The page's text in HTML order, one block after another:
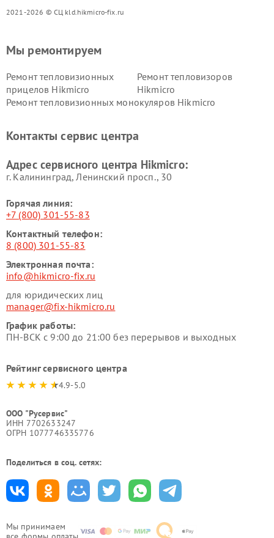
2021-2026 © СЦ kld.hikmicro-fix.ru
Мы принимаем
Мы ремонтируем
Ремонт тепловизионных
прицелов Hikmicro
Ремонт тепловизоров
Hikmicro
Ремонт тепловизионных монокуляров Hikmicro
Контакты сервис центра
Адрес сервисного центра Hikmicro:
г. Калининград, Ленинский просп., 30
Горячая линия:
+7 (800) 301-55-83
Контактный телефон:
8 (800) 301-55-83
Электронная почта:
info@hikmicro-fix.ru
для юридических лиц
manager@fix-hikmicro.ru
График работы:
ПН-ВСК с 9:00 до 21:00 без перерывов и выходных
Рейтинг сервисного центра
4.9-5.0
ООО "Русервис"
ИНН 7702633247
ОГРН 1077746335776
Поделиться в соц. сетях: